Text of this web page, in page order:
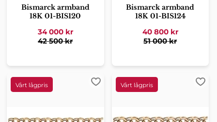
Bismarck armband
18K 01-BIS120
34 000kr
42 500kr
Bismarck armband
18K 01-BIS124
40 800kr
51 000kr
Lägg till i favoriter